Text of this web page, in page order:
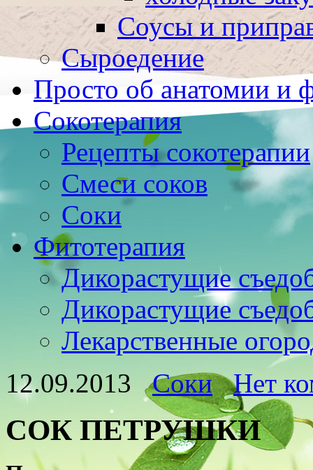
Соусы и
Сыроедение
Просто об анатомии и
Сокотерапия
Рецепты сокотерапии
Смеси соков
Соки
Фитотерапия
Дикорастущие
Дикорастущие
Лекарственные
12.09.2013
Соки Нет
СОК ПЕТРУШКИ